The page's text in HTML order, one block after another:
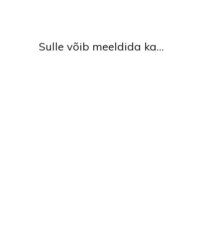
Sulle võib meeldida ka…